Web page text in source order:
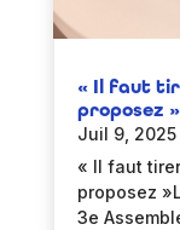
« Il faut
proposez »
Juil 9, 2025
« Il faut
proposez
3e